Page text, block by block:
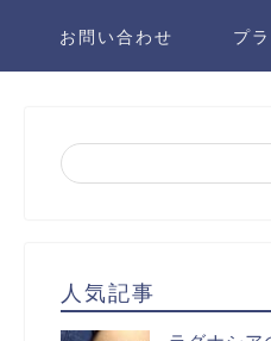
お問い合わせ プ
人気記事